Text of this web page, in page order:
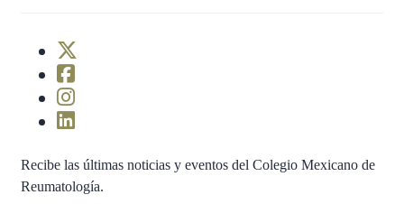
Recibe las últimas noticias y eventos del Colegio Mexicano de
Reumatología.